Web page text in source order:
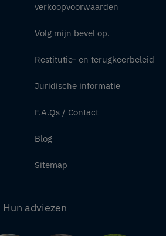
verkoopvoorwaarden
Volg mijn bevel op.
Restitutie- en terugkeerbeleid
Juridische informatie
F.A.Qs / Contact
Blog
Sitemap
Hun adviezen